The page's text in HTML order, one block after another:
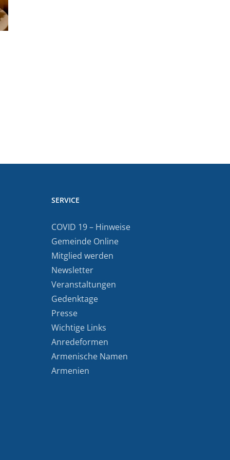
SERVICE
COVID 19 – Hinweise
Gemeinde Online
Mitglied werden
Newsletter
Veranstaltungen
Gedenktage
Presse
Wichtige Links
Anredeformen
Armenische Namen
Armenien